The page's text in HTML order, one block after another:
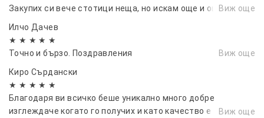
Закупих си вече стотици неща, но искам още и още.Виж още
Илчо Дачев
★ ★ ★ ★ ★
Точно и бързо. Поздравления
Виж още
Киро Сърдански
★ ★ ★ ★ ★
Благодаря ви всичко беше уникално много добре
изглеждаче когато го получих и като качество е
Виж още